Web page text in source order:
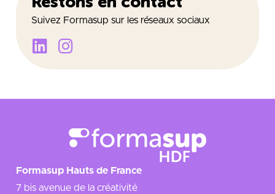
Suivez Formasup sur les réseaux sociaux
Formasup Hauts de France
7 bis avenue de la créativité